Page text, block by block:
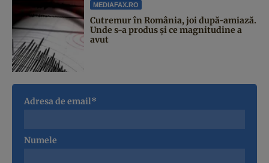
MEDIAFAX.RO
Cutremur în România, joi după-amiază.
Unde s-a produs și ce magnitudine a
avut
Adresa de email*
Numele